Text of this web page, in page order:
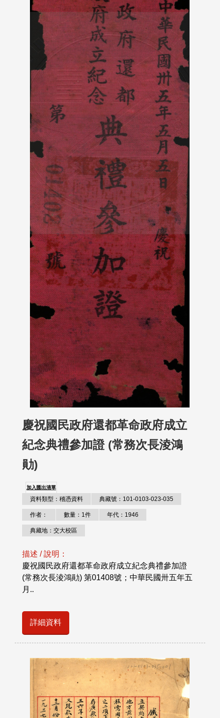
慶祝國民政府還都革命政府成立
紀念典禮參加證 (常務次長淩鴻
勛)
加入匯出清單
資料類型：稽憑資料 典藏號：101-0103-023-035
作者： 數量：1件 年代：1946
典藏地：交大校區
描述 / 說明：
慶祝國民政府還都革命政府成立紀念典禮參加證
(常務次長淩鴻勛) 第01408號；中華民國卅五年五
月..
詳細資料